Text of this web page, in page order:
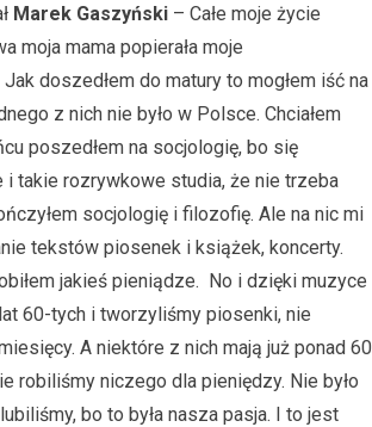
Marek Gaszyński – Całe moje życie
moja mama popierała moje
doszedłem do matury to mogłem iść na
z nich nie było w Polsce. Chciałem
poszedłem na socjologię, bo się
i takie rozrywkowe studia, że nie trzeba
socjologię i filozofię. Ale na nic mi
tekstów piosenek i książek, koncerty.
jakieś pieniądze. No i dzięki muzyce
60-tych i tworzyliśmy piosenki, nie
A niektóre z nich mają już ponad 60
robiliśmy niczego dla pieniędzy. Nie było
bo to była nasza pasja. I to jest